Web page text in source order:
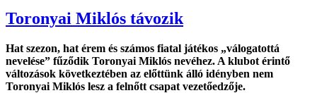
Toronyai Miklós távozik
Hat szezon, hat érem és számos fiatal játékos „válogatottá
nevelése” fűződik Toronyai Miklós nevéhez. A klubot érintő
változások következtében az előttünk álló idényben nem
Toronyai Miklós lesz a felnőtt csapat vezetőedzője.